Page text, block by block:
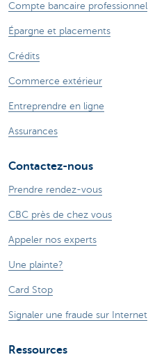
Compte bancaire professionnel
Épargne et placements
Crédits
Commerce extérieur
Entreprendre en ligne
Assurances
Contactez-nous
Prendre rendez-vous
CBC près de chez vous
Appeler nos experts
Une plainte?
Card Stop
Signaler une fraude sur Internet
Ressources